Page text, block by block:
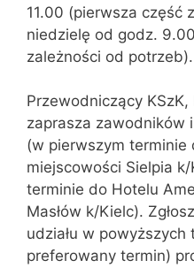
11.00 (pierwsza część
niedzielę od godz.
zależności od potrzeb).
Przewodniczący
zaprasza zawodników
(w pierwszym terminie
miejscowości Sielpia
terminie do Hotelu
Masłów k/Kielc).
udziału w
preferowany termin)